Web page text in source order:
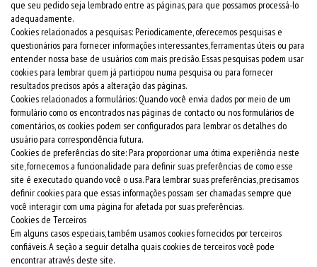
que seu pedido seja lembrado entre as páginas, para que possamos processá-lo
adequadamente.
Cookies relacionados a pesquisas: Periodicamente, oferecemos pesquisas e
questionários para fornecer informações interessantes, ferramentas úteis ou para
entender nossa base de usuários com mais precisão. Essas pesquisas podem usar
cookies para lembrar quem já participou numa pesquisa ou para fornecer
resultados precisos após a alteração das páginas.
Cookies relacionados a formulários: Quando você envia dados por meio de um
formulário como os encontrados nas páginas de contacto ou nos formulários de
comentários, os cookies podem ser configurados para lembrar os detalhes do
usuário para correspondência futura.
Cookies de preferências do site: Para proporcionar uma ótima experiência neste
site, fornecemos a funcionalidade para definir suas preferências de como esse
site é executado quando você o usa. Para lembrar suas preferências, precisamos
definir cookies para que essas informações possam ser chamadas sempre que
você interagir com uma página for afetada por suas preferências.
Cookies de Terceiros
Em alguns casos especiais, também usamos cookies fornecidos por terceiros
confiáveis. A seção a seguir detalha quais cookies de terceiros você pode
encontrar através deste site.